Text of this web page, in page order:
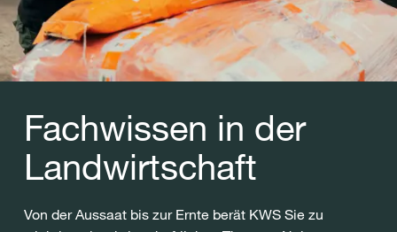
Fachwissen in der
Landwirtschaft
Von der Aussaat bis zur Ernte berät KWS Sie zu